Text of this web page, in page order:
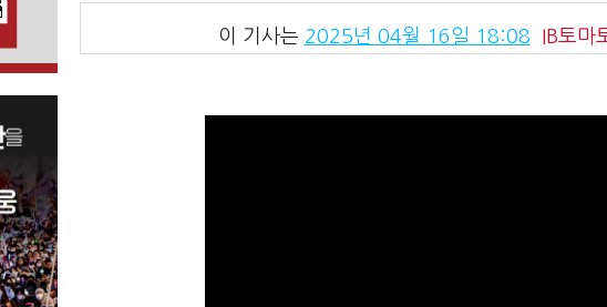
이 기사는 2025년 04월 16일 18:08 IB토마